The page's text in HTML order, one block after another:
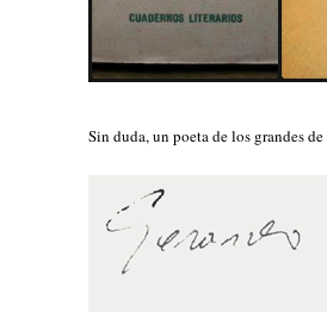
Sin duda, un poeta de los grandes